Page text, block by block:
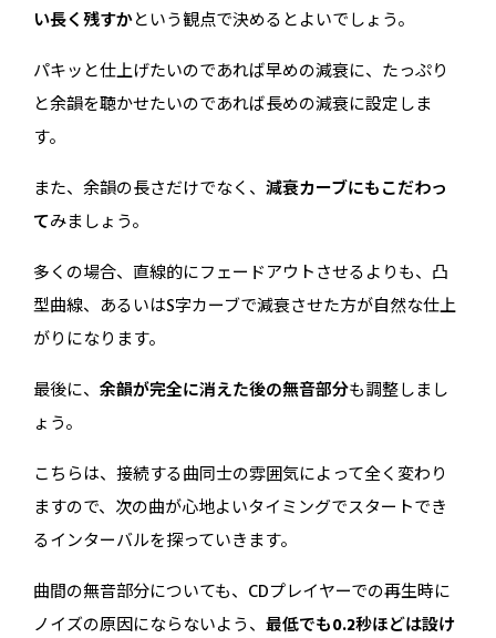
い長く残すかという観点で決めるとよいでしょう。
パキッと仕上げたいのであれば早めの減衰に、たっぷり
と余韻を聴かせたいのであれば長めの減衰に設定しま
す。
また、余韻の長さだけでなく、減衰カーブにもこだわっ
てみましょう。
多くの場合、直線的にフェードアウトさせるよりも、凸
型曲線、あるいはS字カーブで減衰させた方が自然な仕上
がりになります。
最後に、余韻が完全に消えた後の無音部分も調整しまし
ょう。
こちらは、接続する曲同士の雰囲気によって全く変わり
ますので、次の曲が心地よいタイミングでスタートでき
るインターバルを探っていきます。
曲間の無音部分についても、CDプレイヤーでの再生時に
ノイズの原因にならないよう、最低でも0.2秒ほどは設け